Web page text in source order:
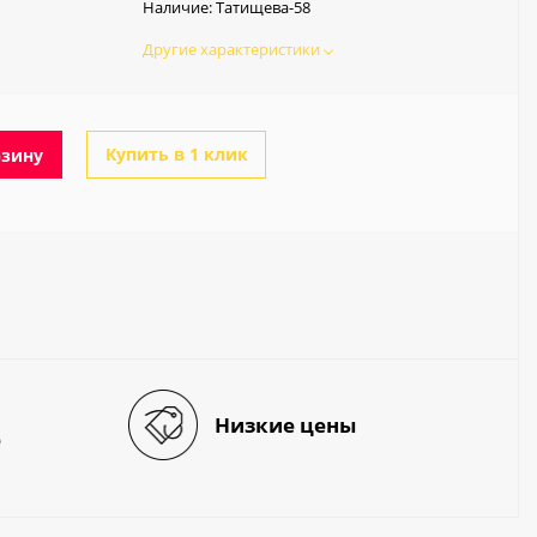
Наличие:Татищева-58
Другие характеристики
Купить в 1 клик
Низкие цены